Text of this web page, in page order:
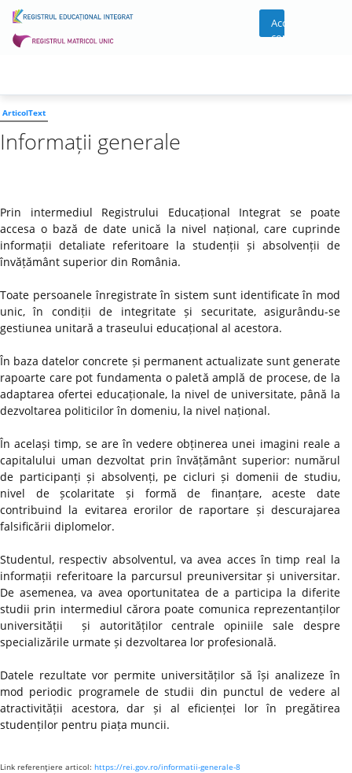
Acces
cont
ArticolText
Informații generale
Prin intermediul Registrului Educațional Integrat se poate
accesa o bază de date unică la nivel național, care cuprinde
informații detaliate referitoare la studenții și absolvenții de
învățământ superior din România.
Toate persoanele înregistrate în sistem sunt identificate în mod
unic, în condiții de integritate și securitate, asigurându-se
gestiunea unitară a traseului educațional al acestora.
În baza datelor concrete și permanent actualizate sunt generate
rapoarte care pot fundamenta o paletă amplă de procese, de la
adaptarea ofertei educaționale, la nivel de universitate, până la
dezvoltarea politicilor în domeniu, la nivel național.
În același timp, se are în vedere obținerea unei imagini reale a
capitalului uman dezvoltat prin învățământ superior: numărul
de participanți și absolvenți, pe cicluri și domenii de studiu,
nivel de școlaritate și formă de finanțare, aceste date
contribuind la evitarea erorilor de raportare și descurajarea
falsificării diplomelor.
Studentul, respectiv absolventul, va avea acces în timp real la
informații referitoare la parcursul preuniversitar și universitar.
De asemenea, va avea oportunitatea de a participa la diferite
studii prin intermediul cărora poate comunica reprezentanților
universității și autorităților centrale opiniile sale despre
specializările urmate și dezvoltarea lor profesională.
Datele rezultate vor permite universităților să își analizeze în
mod periodic programele de studii din punctul de vedere al
atractivității acestora, dar și al eficienței lor în pregătirea
studenților pentru piața muncii.
Link referenţiere articol: https://rei.gov.ro/informatii-generale-8